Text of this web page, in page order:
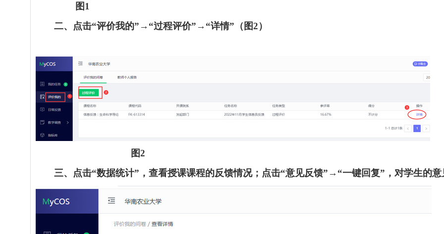
图1
二、点击“评价我的”→ “过程评价”→ “详情”（图2）
图2
三、点击“数据统计”，查看授课课程的反馈情况；点击“意见反馈”→ “一键回复”，对学生的